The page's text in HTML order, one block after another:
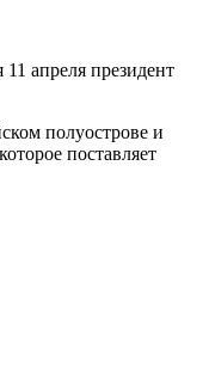
апреля президент
полуострове и
поставляет